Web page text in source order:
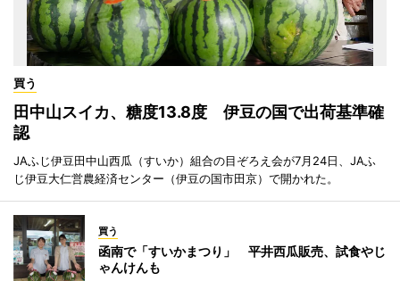
買う
田中山スイカ、糖度13.8度 伊豆の国で出荷基準確
認
JAふじ伊豆田中山西瓜（すいか）組合の目ぞろえ会が7月24日、JAふ
じ伊豆大仁営農経済センター（伊豆の国市田京）で開かれた。
買う
函南で「すいかまつり」 平井西瓜販売、試食やじ
ゃんけんも